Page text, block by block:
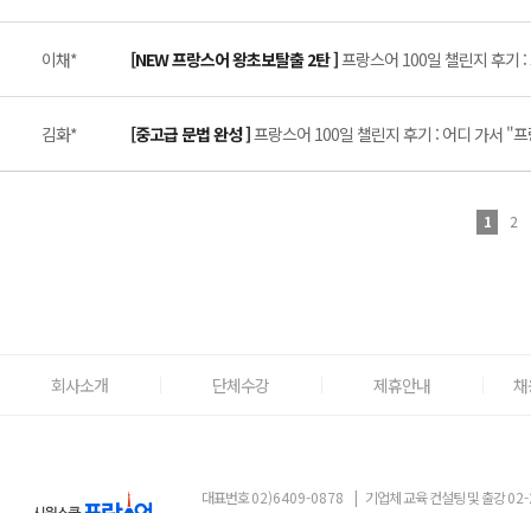
이채* [NEW 프랑스어 왕초보탈출 2탄 ]프랑스어 100일 챌린지 후기
김화* [중고급 문법 완성 ]프랑스어 100일 챌린지 후기 : 어디 가서 "
1 2
회사소개 단체수강 제휴안내
대표번호02)6409-0878 | 기업체 교육 컨설팅 및 출강